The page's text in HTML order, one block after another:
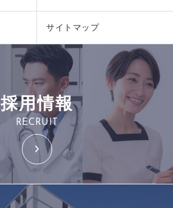
サイトマップ
採用情報
RECRUIT